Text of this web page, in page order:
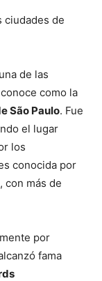
ciudades de
de las
como la
São Paulo. Fue
el lugar
los
conocida por
con más de
por
fama